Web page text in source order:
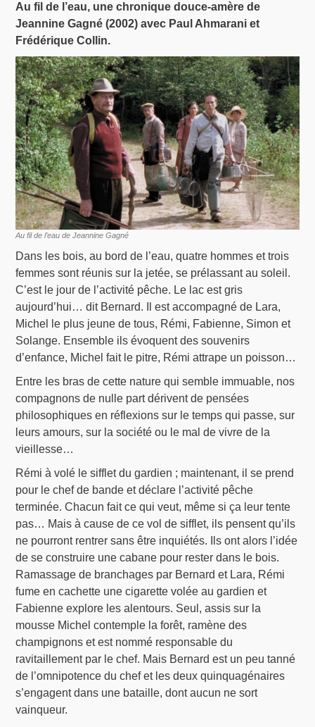
Au fil de l’eau, une chronique douce-amère de
Jeannine Gagné (2002) avec Paul Ahmarani et
Frédérique Collin.
Au fil de l’eau de Jeannine Gagné
Dans les bois, au bord de l’eau, quatre hommes et trois
femmes sont réunis sur la jetée, se prélassant au soleil.
C’est le jour de l’activité pêche. Le lac est gris
aujourd’hui… dit Bernard. Il est accompagné de Lara,
Michel le plus jeune de tous, Rémi, Fabienne, Simon et
Solange. Ensemble ils évoquent des souvenirs
d’enfance, Michel fait le pitre, Rémi attrape un poisson…
Entre les bras de cette nature qui semble immuable, nos
compagnons de nulle part dérivent de pensées
philosophiques en réflexions sur le temps qui passe, sur
leurs amours, sur la société ou le mal de vivre de la
vieillesse…
Rémi à volé le sifflet du gardien ; maintenant, il se prend
pour le chef de bande et déclare l’activité pêche
terminée. Chacun fait ce qui veut, même si ça leur tente
pas… Mais à cause de ce vol de sifflet, ils pensent qu’ils
ne pourront rentrer sans être inquiétés. Ils ont alors l’idée
de se construire une cabane pour rester dans le bois.
Ramassage de branchages par Bernard et Lara, Rémi
fume en cachette une cigarette volée au gardien et
Fabienne explore les alentours. Seul, assis sur la
mousse Michel contemple la forêt, ramène des
champignons et est nommé responsable du
ravitaillement par le chef. Mais Bernard est un peu tanné
de l’omnipotence du chef et les deux quinquagénaires
s’engagent dans une bataille, dont aucun ne sort
vainqueur.